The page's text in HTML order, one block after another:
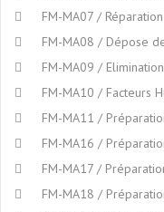
FM-MA07 /
FM-MA08 / Dépose
FM-MA09 /
FM-MA10 / Facteurs
FM-MA11 /
FM-MA16 /
FM-MA17 /
FM-MA18 /